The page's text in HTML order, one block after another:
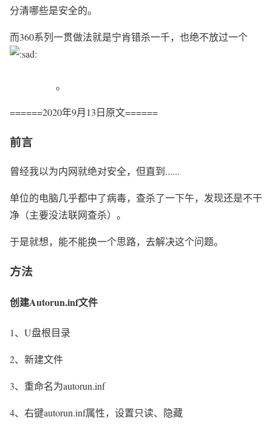
分清哪些是安全的。
而360系列一贯做法就是宁肯错杀一千，也绝不放过一个
。
======2020年9月13日原文======
前言
曾经我以为内网就绝对安全，但直到......
单位的电脑几乎都中了病毒，查杀了一下午，发现还是不干
净（主要没法联网查杀）。
于是就想，能不能换一个思路，去解决这个问题。
方法
创建Autorun.inf文件
1、U盘根目录
2、新建文件
3、重命名为autorun.inf
4、右键autorun.inf属性，设置只读、隐藏